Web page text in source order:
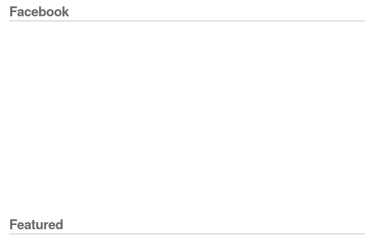
Facebook
Featured